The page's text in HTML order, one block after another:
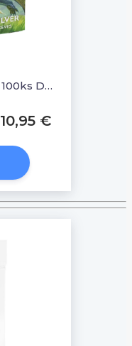
Obal Dragon Shield 100ks DUAL MATTE - Yellow & Silver
10,95 €